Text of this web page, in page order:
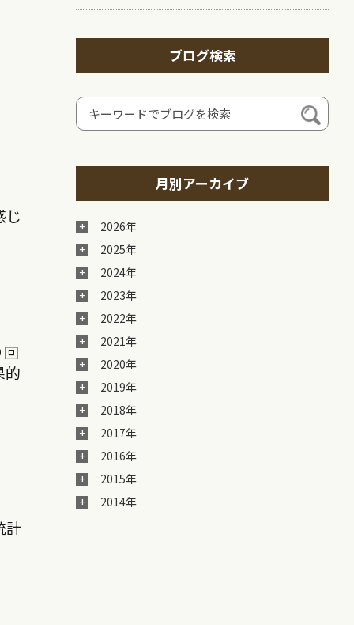
じ
的
計
ブログ検索
月別アーカイブ
2026年
2025年
2024年
2023年
2022年
2021年
2020年
2019年
2018年
2017年
2016年
2015年
2014年